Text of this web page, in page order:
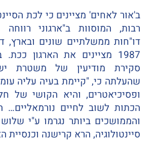
ב'אור לאחים' מציינים כי לכת
רבות, המוסוות ב"ארגוני
דו"חות ממשלתיים שונים ובארץ,
1987 מציינים את הארגון
שהעלתה כי, "קיימת בעיה עליה
ופסיכיאטרים, והיא הקושי של
הכתות לשוב לחיים נורמאליים…
והממושכים ביותר נגרמו ע"י
סיינטולוגיה, הרא קרישנה וכנסיית